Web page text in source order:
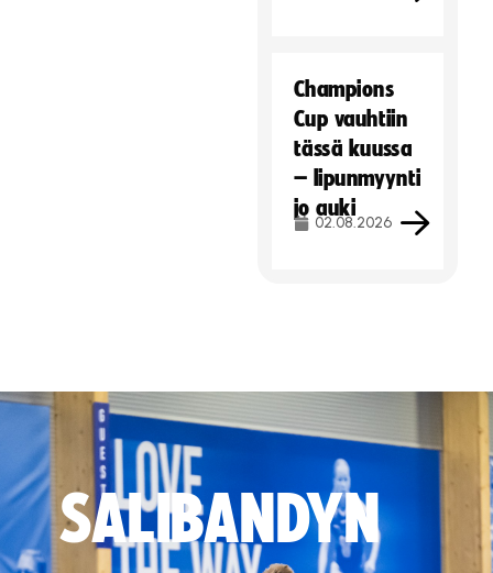
Champions
Cup vauhtiin
tässä kuussa
– lipunmyynti
jo auki
02.08.2026
SALIBANDYN